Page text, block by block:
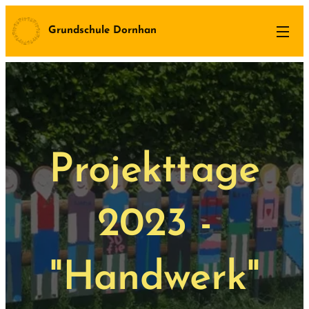
Grundschule Dornhan
Projekttage
2023 -
"Handwerk"